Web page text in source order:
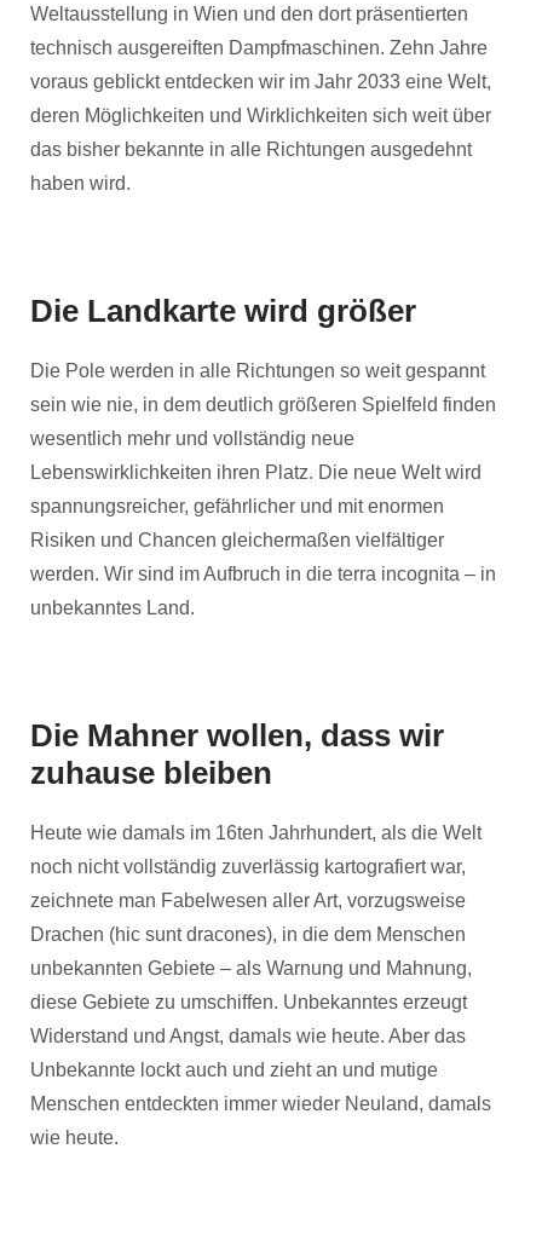
Weltausstellung in Wien und den dort präsentierten
technisch ausgereiften Dampfmaschinen. Zehn Jahre
voraus geblickt entdecken wir im Jahr 2033 eine Welt,
deren Möglichkeiten und Wirklichkeiten sich weit über
das bisher bekannte in alle Richtungen ausgedehnt
haben wird.
Die Landkarte wird größer
Die Pole werden in alle Richtungen so weit gespannt
sein wie nie, in dem deutlich größeren Spielfeld finden
wesentlich mehr und vollständig neue
Lebenswirklichkeiten ihren Platz. Die neue Welt wird
spannungsreicher, gefährlicher und mit enormen
Risiken und Chancen gleichermaßen vielfältiger
werden. Wir sind im Aufbruch in die terra incognita – in
unbekanntes Land.
Die Mahner wollen, dass wir
zuhause bleiben
Heute wie damals im 16ten Jahrhundert, als die Welt
noch nicht vollständig zuverlässig kartografiert war,
zeichnete man Fabelwesen aller Art, vorzugsweise
Drachen (hic sunt dracones), in die dem Menschen
unbekannten Gebiete – als Warnung und Mahnung,
diese Gebiete zu umschiffen. Unbekanntes erzeugt
Widerstand und Angst, damals wie heute. Aber das
Unbekannte lockt auch und zieht an und mutige
Menschen entdeckten immer wieder Neuland, damals
wie heute.